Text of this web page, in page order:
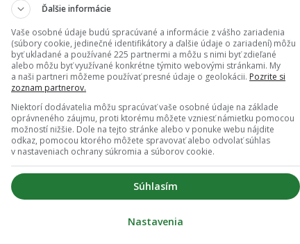
mužmi. Štatistike výskytu
potvrdených prípadovopičíchkiahní v celej
pre prevenciu a kontrolu chorôb (ECDC) a
organizácie (WHO) pre Európu sa Holandsko
na kontinente. Informuje o tom vo štvrtok
opičíchkiahní má však podľa stredajších
Spojené kráľovstvo (3340), Nemecko
(1090). Slovensko s 12 prípadmi infekcie je na
prípadov infekcií (jeden až dva)
Ďalšie informácie
Vaše osobné údaje budú spracúvané a informácie z vášho zariadenia
(súbory cookie, jedinečné identifikátory a ďalšie údaje o zariadení) môžu
byť ukladané a používané 225 partnermi a môžu s nimi byť zdieľané
alebo môžu byť využívané konkrétne týmito webovými stránkami. My
a naši partneri môžeme používať presné údaje o geolokácii. Pozrite si
zoznam partnerov.
Niektorí dodávatelia môžu spracúvať vaše osobné údaje na základe
oprávneného záujmu, proti ktorému môžete vzniesť námietku pomocou
možností nižšie. Dole na tejto stránke alebo v ponuke webu nájdite
odkaz, pomocou ktorého môžete spravovať alebo odvolať súhlas
v nastaveniach ochrany súkromia a súborov cookie.
Súhlasím
Nastavenia